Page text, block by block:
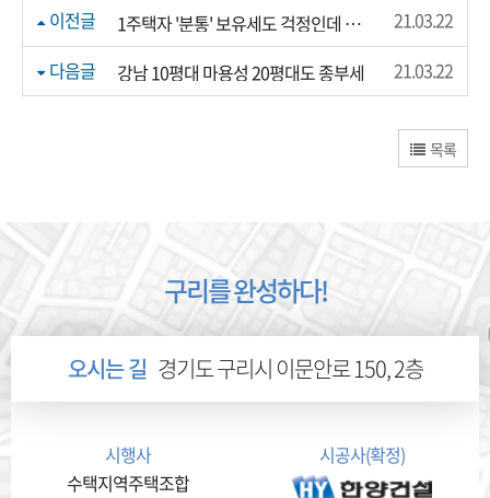
이전글 1주택자 '분통' 보유세도 걱정인데 건보료까지 덮친다
21.03.22
다음글
강남 10평대 마용성 20평대도 종부세 21.03.22
목록
구리를 완성하다!
오시는 길 경기도 구리시 이문안로 150, 2층
시행사
수택지역주택조합
시공사(확정)